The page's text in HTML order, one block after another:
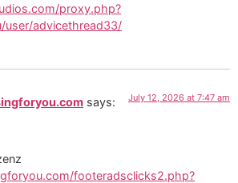
proxy.php?
user/advicethread33/
says: July 12, 2026 at 7:47 am
footeradsclicks2.php?